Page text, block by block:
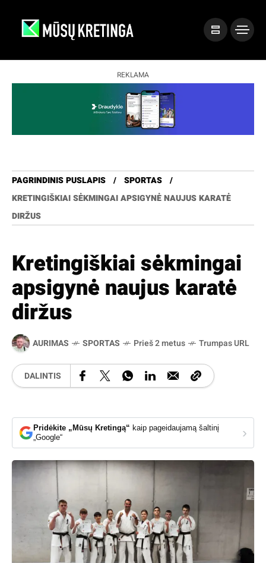
REKLAMA
PAGRINDINIS PUSLAPIS
SPORTAS
KRETINGIŠKIAI SĖKMINGAI APSIGYNĖ NAUJUS KARATĖ
DIRŽUS
Kretingiškiai sėkmingai
apsigynė naujus karatė
diržus
AURIMAS SPORTAS Prieš 2 metus Trumpas URL
DALINTIS
Pridėkite „Mūsų Kretingą“ kaip pageidaujamą šaltinį
„Google“
›